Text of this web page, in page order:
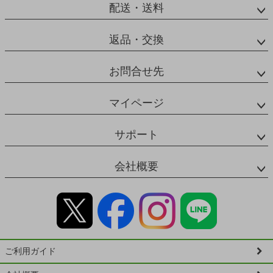
配送・送料
返品・交換
お問合せ先
マイページ
サポート
会社概要
ご利用ガイド